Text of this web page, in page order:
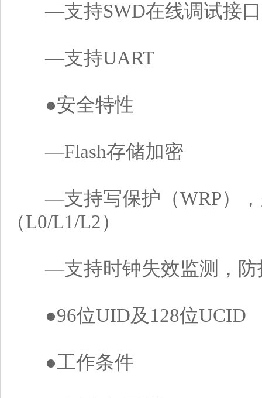
―支持SWD在线调试接口
―支持UART
●安全特性
―Flash存储加密
―支持写保护（WRP），
（L0/L1/L2）
―支持时钟失效监测，防
●96位UID及128位UCID
●工作条件